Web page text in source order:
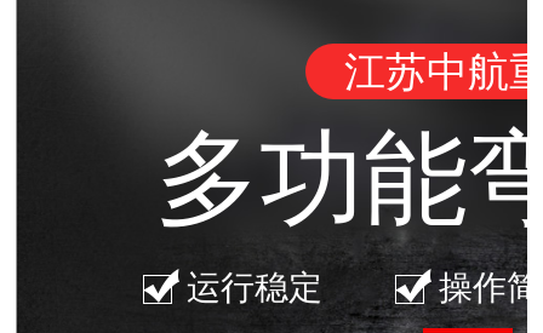
四辊卷板机生产厂家 20年新四轴卷圆机报价
江苏中航
多功能
运行稳定 操作